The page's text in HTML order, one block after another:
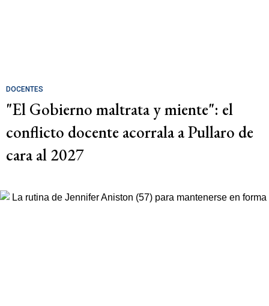
DOCENTES
"El Gobierno maltrata y miente": el
conflicto docente acorrala a Pullaro de
cara al 2027